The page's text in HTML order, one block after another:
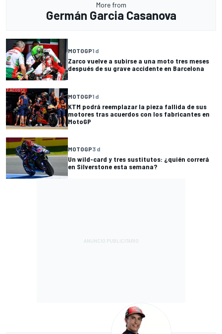
More from
Germán Garcia Casanova
MOTOGP1 d
Zarco vuelve a subirse a una moto tres meses
después de su grave accidente en Barcelona
MOTOGP1 d
KTM podrá reemplazar la pieza fallida de sus
motores tras acuerdos con los fabricantes en
MotoGP
MOTOGP3 d
Un wild-card y tres sustitutos: ¿quién correrá
en Silverstone esta semana?